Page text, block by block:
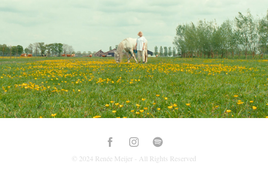
Judy Blank - Pony
2024
© 2024 Renée Meijer - All Rights Reserved